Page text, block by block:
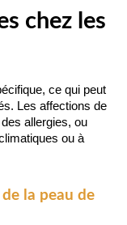
chez les
ce qui peut
Les affections de
allergies, ou
ou à
la peau de